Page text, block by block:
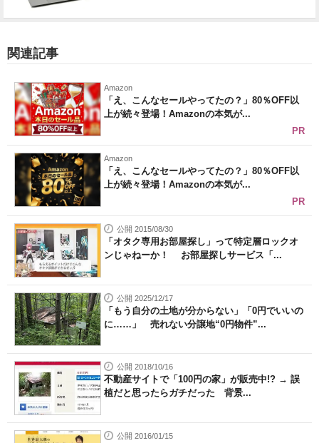
関連記事
Amazon
「え、こんなセールやってたの？」80％OFF以
上が続々登場！Amazonの本気が...
PR
Amazon
「え、こんなセールやってたの？」80％OFF以
上が続々登場！Amazonの本気が...
PR
公開 2015/08/30
「オタク専用お部屋探し」って特定層ロックオ
ンじゃねーか！ お部屋探しサービス「...
公開 2025/12/17
「もう自分の土地が分からない」「0円でいいの
に……」 売れない分譲地“0円物件”...
公開 2018/10/16
不動産サイトで「100円の家」が販売中!? → 誤
植だと思ったらガチだった 背景...
公開 2016/01/15